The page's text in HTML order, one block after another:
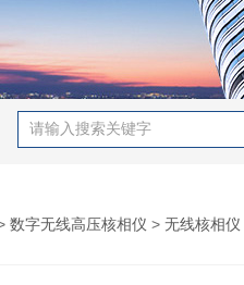
数字无线高压核相仪 > 无线核相仪